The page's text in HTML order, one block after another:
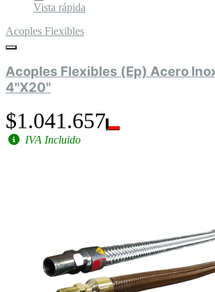
Vista rápida
Acoples Flexibles
Acoples Flexibles (Ep) Acero
4"X20"
$1.041.657
IVA Incluido